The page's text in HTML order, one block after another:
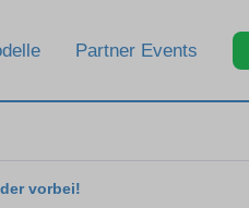
Partner Events
vorbei!